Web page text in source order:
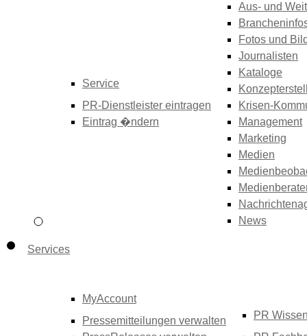
Service
PR-Dienstleister eintragen
Eintrag �ndern
Aus- und
Fotos und
Journalisten
Kataloge
Krisen-
Management
Marketing
Medien
News
Services
MyAccount
Pressemitteilungen verwalten
PR